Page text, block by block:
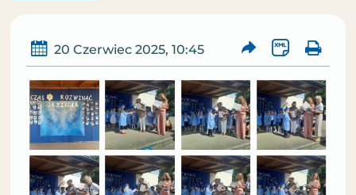
20 Czerwiec 2025, 10:45